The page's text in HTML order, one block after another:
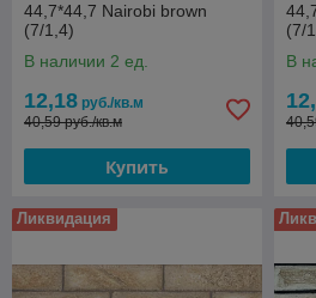
44,7*44,7 Nairobi brown
(7/1,4)
В наличии 2 ед.
12,18 руб./кв.м
40,59 руб./кв.м
Купить
(7/
В
Ликвидация